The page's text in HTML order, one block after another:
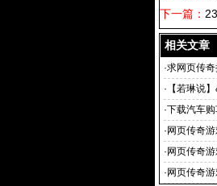
下一篇：
相关文章
·求网页传
的？
· 【若琳说
·下载汽车
· 网页传奇
霆之怒幻神
· 网页传奇
单职业传奇
· 网页传奇